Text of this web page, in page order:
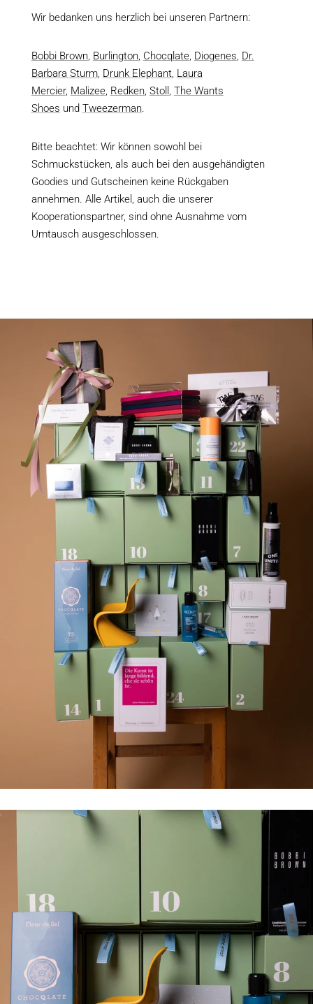
Wir bedanken uns herzlich bei unseren Partnern:
Bobbi Brown, Burlington, Chocqlate, Diogenes, Dr.
Barbara Sturm, Drunk Elephant, Laura
Mercier, Malizee, Redken, Stoll , The Wants
Shoes und Tweezerman.
Bitte beachtet: Wir können sowohl bei
Schmuckstücken, als auch bei den ausgehändigten
Goodies und Gutscheinen keine Rückgaben
annehmen. Alle Artikel, auch die unserer
Kooperationspartner, sind ohne Ausnahme vom
Umtausch ausgeschlossen.